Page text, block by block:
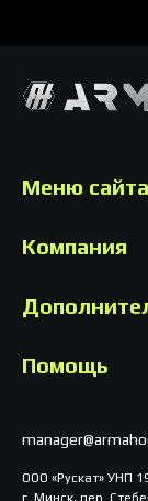
Меню сайта
Компания
Помощь
ООО «Рускат» УНП
г. Минск, пер.